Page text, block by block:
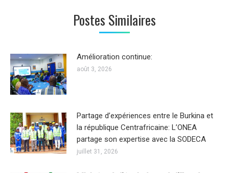
Postes Similaires
Amélioration continue:
août 3, 2026
Partage d’expériences entre le Burkina et
la république Centrafricaine: L’ONEA
partage son expertise avec la SODECA
juillet 31, 2026